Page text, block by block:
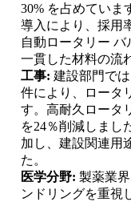
30% を占めていま
導入により、採用
自動ロータリー バ
一貫した材料の流
工事: 建設部門で
件により、ロータ
す。高耐久ロータ
を24％削減しまし
加し、建設関連用
た。
医学分野: 製薬業
ンドリングを重視